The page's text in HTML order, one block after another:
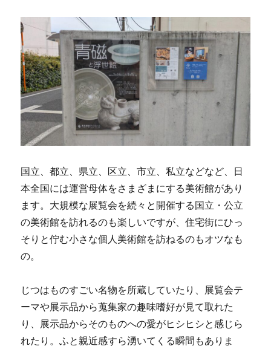
国立、都立、県立、区立、市立、私立などなど、日
本全国には運営母体をさまざまにする美術館があり
ます。大規模な展覧会を続々と開催する国立・公立
の美術館を訪れるのも楽しいですが、住宅街にひっ
そりと佇む小さな個人美術館を訪ねるのもオツなも
の。
じつはものすごい名物を所蔵していたり、展覧会テ
ーマや展示品から蒐集家の趣味嗜好が見て取れた
り、展示品からそのものへの愛がヒシヒシと感じら
れたり。ふと親近感すら湧いてくる瞬間もありま